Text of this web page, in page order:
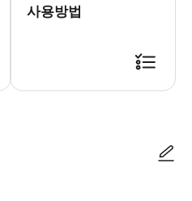
사용방법